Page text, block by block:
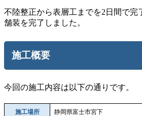
不陸整正から表層工までを2日間で完
舗装を完了しました。
施工概要
今回の施工内容は以下の通りです。
施工場所 静岡県富士市宮下